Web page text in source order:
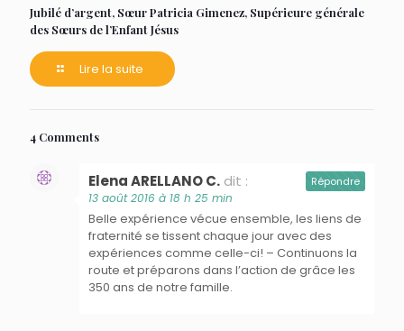
Jubilé d’argent, Sœur Patricia Gimenez, Supérieure générale
des Sœurs de l’Enfant Jésus
Lire la suite
4 Comments
Elena ARELLANO C. dit :
13 août 2016 à 18 h 25 min
Belle expérience vécue ensemble, les liens de
fraternité se tissent chaque jour avec des
expériences comme celle-ci! – Continuons la
route et préparons dans l’action de grâce les
350 ans de notre famille.
Répondre